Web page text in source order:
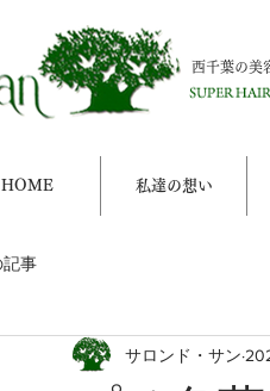
西千葉の美
HOME 私達の想い
記事
サロンド・サン